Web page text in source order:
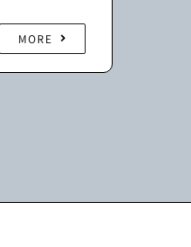
MORE